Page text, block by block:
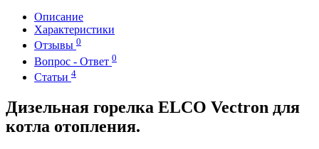
Описание
Характеристики
Отзывы 0
Вопрос - Ответ 0
Статьи 4
Дизельная горелка ELCO Vectron для
котла отопления.